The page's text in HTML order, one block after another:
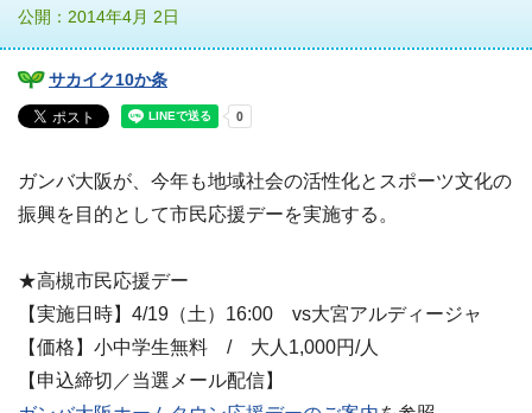
公開：2014年4月 2日
サカイク10か条
ガンバ大阪が、今年も地域社会の活性化とスポーツ文化の
振興を目的として市民応援デーを実施する。
★高槻市民応援デー
【実施日時】4/19（土）16:00 vs大宮アルディージャ
【価格】小中学生無料 / 大人1,000円/人
【申込締切／当選メール配信】